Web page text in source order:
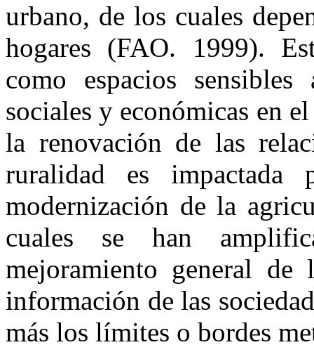
urbano, de los cuales
hogares (FAO. 1999).
como espacios sensibles
sociales y económicas en
la renovación de las
ruralidad es impactada
modernización de la
cuales se han
mejoramiento general
información de las
más los límites o bordes